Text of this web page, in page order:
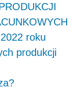
roku
produkcji